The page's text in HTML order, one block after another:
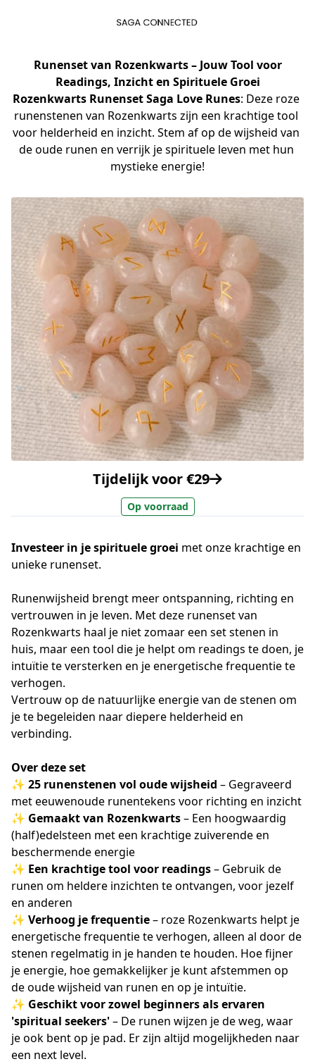
Runenset van Rozenkwarts– Jouw Tool voor
Readings, Inzicht en Spirituele Groei
Rozenkwarts Runenset Saga Love Runes: Deze roze
runenstenen van Rozenkwarts zijn een krachtige tool
voor helderheid en inzicht. Stem af op de wijsheid van
de oude runen en verrijk je spirituele leven met hun
mystieke energie!
Tijdelijk voor €29
Op voorraad
Investeer in je spirituele groei met onze krachtige en
unieke runenset.
Runenwijsheid brengt meer ontspanning, richting en
vertrouwen in je leven. Met deze runenset van
Rozenkwarts haal je niet zomaar een set stenen in
huis, maar een tool die je helpt om readings te doen, je
intuïtie te versterken en je energetische frequentie te
verhogen.
Vertrouw op de natuurlijke energie van de stenen om
je te begeleiden naar diepere helderheid en
verbinding.
Over deze set
✨ 25 runenstenen vol oude wijsheid – Gegraveerd
met eeuwenoude runentekens voor richting en inzicht
✨ Gemaakt van Rozenkwarts– Een hoogwaardig
(half)edelsteen met een krachtige zuiverende en
beschermende energie
✨ Een krachtige tool voor readings– Gebruik de
runen om heldere inzichten te ontvangen, voor jezelf
en anderen
✨ Verhoog je frequentie– roze Rozenkwarts helpt je
energetische frequentie te verhogen, alleen al door de
stenen regelmatig in je handen te houden. Hoe fijner
je energie, hoe gemakkelijker je kunt afstemmen op
de oude wijsheid van runen en op je intuïtie.
✨ Geschikt voor zowel beginners als ervaren
'spiritual seekers'– De runen wijzen je de weg, waar
je ook bent op je pad. Er zijn altijd mogelijkheden naar
een next level.